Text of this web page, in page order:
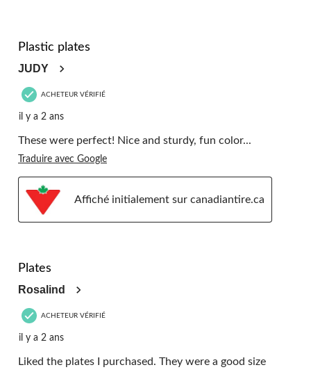
Plastic plates
JUDY
ACHETEUR VÉRIFIÉ
il y a 2 ans
These were perfect! Nice and sturdy, fun color...
Traduire avec Google
Affiché initialement sur canadiantire.ca
Plates
Rosalind
ACHETEUR VÉRIFIÉ
il y a 2 ans
Liked the plates I purchased. They were a good size